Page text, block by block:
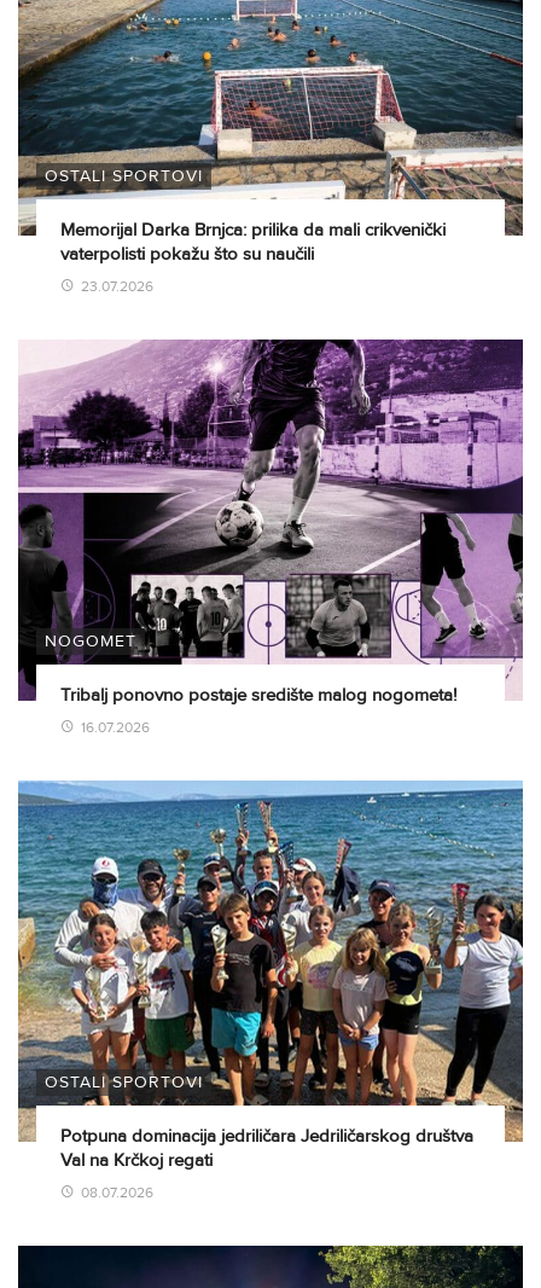
OSTALI SPORTOVI
Memorijal Darka Brnjca: prilika da mali crikvenički
vaterpolisti pokažu što su naučili
23.07.2026
NOGOMET
Tribalj ponovno postaje središte malog nogometa!
16.07.2026
OSTALI SPORTOVI
Potpuna dominacija jedriličara Jedriličarskog društva
Val na Krčkoj regati
08.07.2026